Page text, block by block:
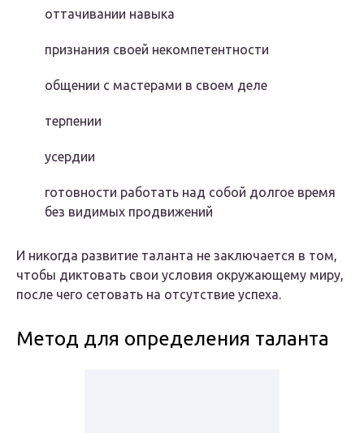
оттачивании навыка
признания своей некомпетентности
общении с мастерами в своем деле
терпении
усердии
готовности работать над собой долгое время
без видимых продвижений
И никогда развитие таланта не заключается в том,
чтобы диктовать свои условия окружающему миру,
после чего сетовать на отсутствие успеха.
Метод для определения таланта